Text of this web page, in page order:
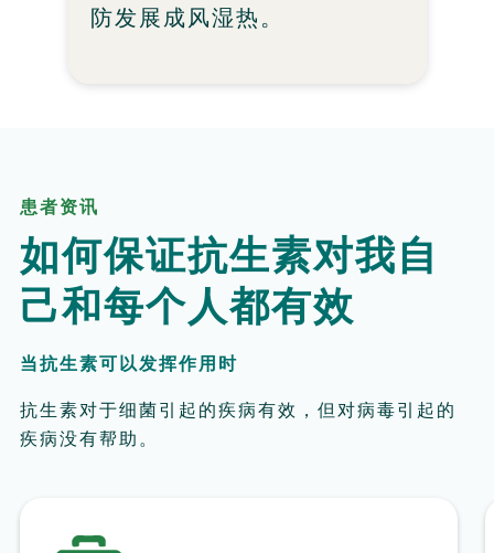
防发展成风湿热。
患者资讯
如何保证抗生素对我自
己和每个人都有效
当抗生素可以发挥作用时
抗生素对于细菌引起的疾病有效，但对病毒引起的
疾病没有帮助。